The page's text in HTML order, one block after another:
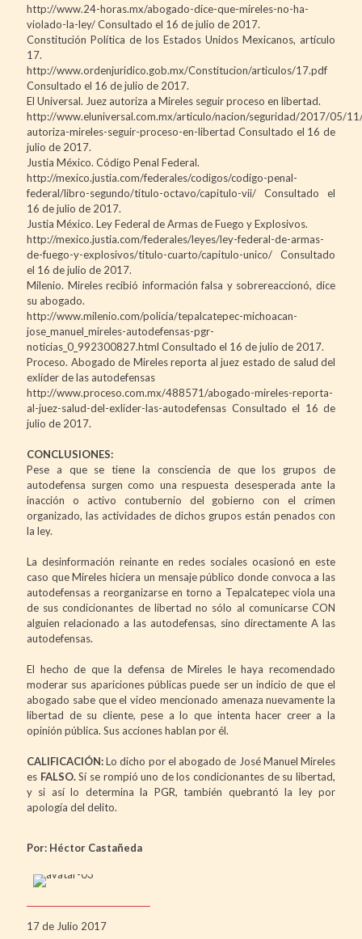
http://www.24-horas.mx/abogado-dice-que-mireles-no-ha-
violado-la-ley/ Consultado el 16 de julio de 2017.
Constitución Política de los Estados Unidos Mexicanos, artículo
17.
http://www.ordenjuridico.gob.mx/Constitucion/articulos/17.pdf
Consultado el 16 de julio de 2017.
El Universal. Juez autoriza a Mireles seguir proceso en libertad.
http://www.eluniversal.com.mx/articulo/nacion/seguridad/2017/05/
autoriza-mireles-seguir-proceso-en-libertad Consultado el 16 de
julio de 2017.
Justia México. Código Penal Federal.
http://mexico.justia.com/federales/codigos/codigo-penal-
federal/libro-segundo/titulo-octavo/capitulo-vii/ Consultado el
16 de julio de 2017.
Justia México. Ley Federal de Armas de Fuego y Explosivos.
http://mexico.justia.com/federales/leyes/ley-federal-de-armas-
de-fuego-y-explosivos/titulo-cuarto/capitulo-unico/ Consultado
el 16 de julio de 2017.
Milenio. Mireles recibió información falsa y sobrereaccionó, dice
su abogado.
http://www.milenio.com/policia/tepalcatepec-michoacan-
jose_manuel_mireles-autodefensas-pgr-
noticias_0_992300827.html Consultado el 16 de julio de 2017.
Proceso. Abogado de Mireles reporta al juez estado de salud del
exlíder de las autodefensas
http://www.proceso.com.mx/488571/abogado-mireles-reporta-
al-juez-salud-del-exlider-las-autodefensas Consultado el 16 de
julio de 2017.
CONCLUSIONES:
Pese a que se tiene la consciencia de que los grupos de
autodefensa surgen como una respuesta desesperada ante la
inacción o activo contubernio del gobierno con el crimen
organizado, las actividades de dichos grupos están penados con
la ley.
La desinformación reinante en redes sociales ocasionó en este
caso que Mireles hiciera un mensaje público donde convoca a las
autodefensas a reorganizarse en torno a Tepalcatepec viola una
de sus condicionantes de libertad no sólo al comunicarse CON
alguien relacionado a las autodefensas, sino directamente A las
autodefensas.
El hecho de que la defensa de Mireles le haya recomendado
moderar sus apariciones públicas puede ser un indicio de que el
abogado sabe que el video mencionado amenaza nuevamente la
libertad de su cliente, pese a lo que intenta hacer creer a la
opinión pública. Sus acciones hablan por él.
CALIFICACIÓN:Lo dicho por el abogado de José Manuel Mireles
es FALSO.Sí se rompió uno de los condicionantes de su libertad,
y si así lo determina la PGR, también quebrantó la ley por
apología del delito.
Por: Héctor Castañeda
17 de Julio 2017